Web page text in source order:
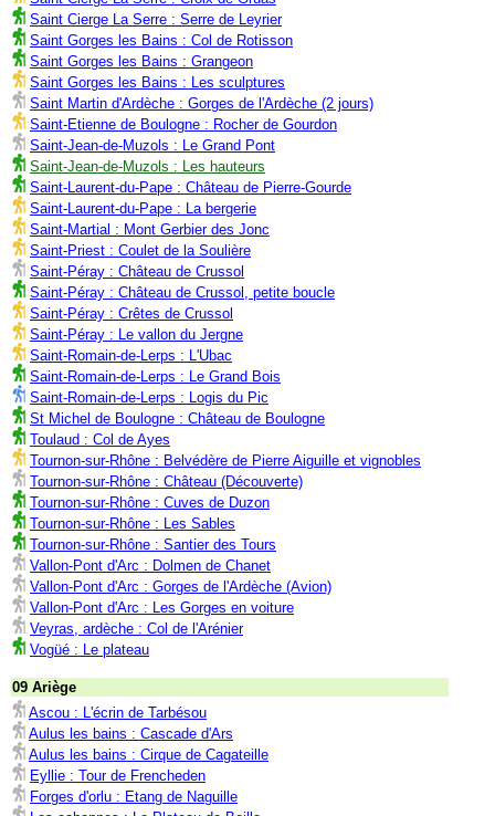
Saint Cierge La Serre : Serre de Leyrier
Saint Gorges les Bains : Col de Rotisson
Saint Gorges les Bains : Grangeon
Saint Gorges les Bains : Les sculptures
Saint Martin d'Ardèche : Gorges de l'Ardèche (2 jours)
Saint-Etienne de Boulogne : Rocher de Gourdon
Saint-Jean-de-Muzols : Le Grand Pont
Saint-Jean-de-Muzols : Les hauteurs
Saint-Laurent-du-Pape : Château de Pierre-Gourde
Saint-Laurent-du-Pape : La bergerie
Saint-Martial : Mont Gerbier des Jonc
Saint-Priest : Coulet de la Soulière
Saint-Péray : Château de Crussol
Saint-Péray : Château de Crussol, petite boucle
Saint-Péray : Crêtes de Crussol
Saint-Péray : Le vallon du Jergne
Saint-Romain-de-Lerps : L'Ubac
Saint-Romain-de-Lerps : Le Grand Bois
Saint-Romain-de-Lerps : Logis du Pic
St Michel de Boulogne : Château de Boulogne
Toulaud : Col de Ayes
Tournon-sur-Rhône : Belvédère de Pierre Aiguille et vignobles
Tournon-sur-Rhône : Château (Découverte)
Tournon-sur-Rhône : Cuves de Duzon
Tournon-sur-Rhône : Les Sables
Tournon-sur-Rhône : Santier des Tours
Vallon-Pont d'Arc : Dolmen de Chanet
Vallon-Pont d'Arc : Gorges de l'Ardèche (Avion)
Vallon-Pont d'Arc : Les Gorges en voiture
Veyras, ardèche : Col de l'Arénier
Vogüé : Le plateau
09 Ariège
Ascou : L'écrin de Tarbésou
Aulus les bains : Cascade d'Ars
Aulus les bains : Cirque de Cagateille
Eyllie : Tour de Frencheden
Forges d'orlu : Etang de Naguille